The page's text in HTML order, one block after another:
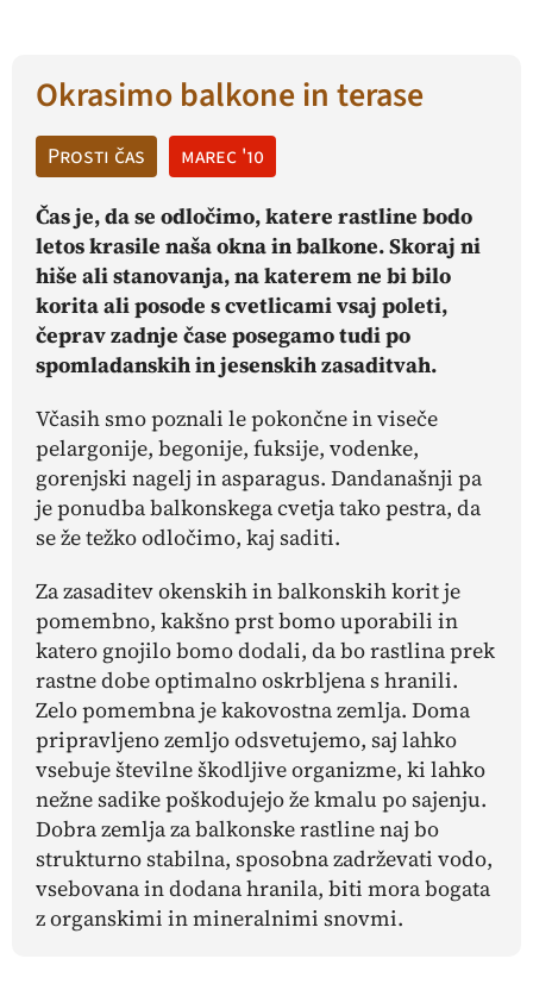
Okrasimo balkone in terase
Prosti čas
marec '10
Čas je, da se odločimo, katere rastline bodo
letos krasile naša okna in balkone. Skoraj ni
hiše ali stanovanja, na katerem ne bi bilo
korita ali posode s cvetlicami vsaj poleti,
čeprav zadnje čase posegamo tudi po
spomladanskih in jesenskih zasaditvah.
Včasih smo poznali le pokončne in viseče
pelargonije, begonije, fuksije, vodenke,
gorenjski nagelj in asparagus. Dandanašnji pa
je ponudba balkonskega cvetja tako pestra, da
se že težko odločimo, kaj saditi.
Za zasaditev okenskih in balkonskih korit je
pomembno, kakšno prst bomo uporabili in
katero gnojilo bomo dodali, da bo rastlina prek
rastne dobe optimalno oskrbljena s hranili.
Zelo pomembna je kakovostna zemlja. Doma
pripravljeno zemljo odsvetujemo, saj lahko
vsebuje številne škodljive organizme, ki lahko
nežne sadike poškodujejo že kmalu po sajenju.
Dobra zemlja za balkonske rastline naj bo
strukturno stabilna, sposobna zadrževati vodo,
vsebovana in dodana hranila, biti mora bogata
z organskimi in mineralnimi snovmi.